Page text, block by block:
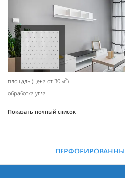
площадь (цена от 30 м2)
обработка угла
Показать полный список